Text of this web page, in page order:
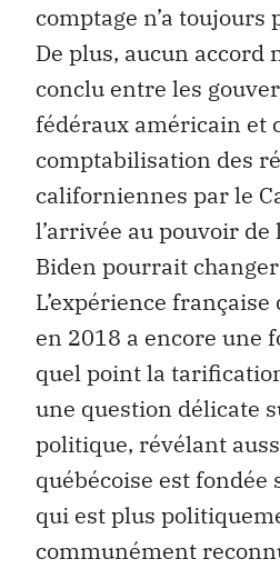
comptage n’a toujours
De plus, aucun accord
conclu entre les
fédéraux américain et
comptabilisation des
californiennes par le
l’arrivée au pouvoir
Biden pourrait
L’expérience
en 2018 a encore une
quel point la
une question délicate
politique, révélant
québécoise est fondée
qui est plus
communément